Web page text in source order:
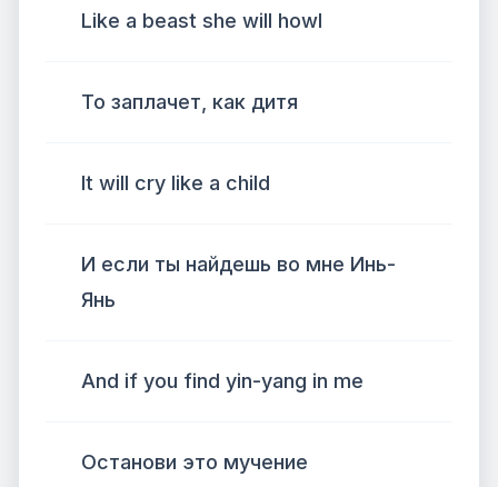
Like a beast she will howl
То заплачет, как дитя
It will cry like a child
И если ты найдешь во мне Инь-
Янь
And if you find yin-yang in me
Останови это мучение